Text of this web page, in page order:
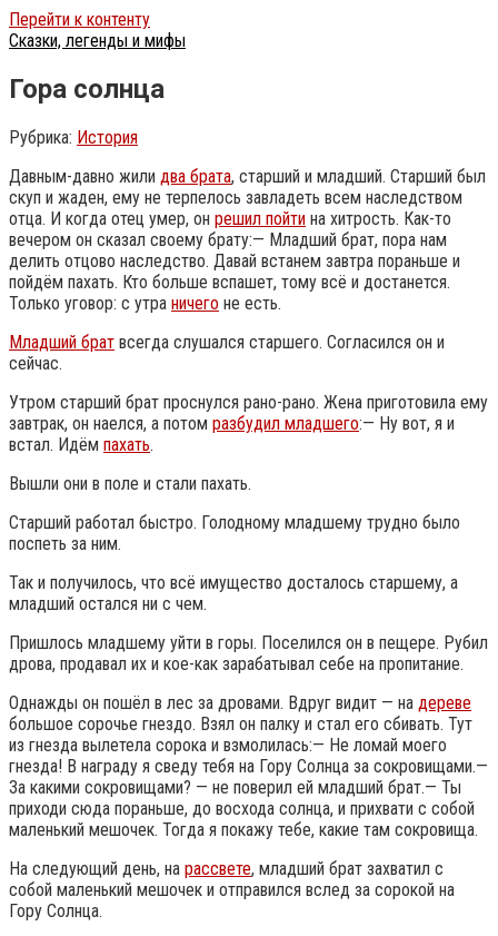
Перейти к контенту
Сказки, легенды и мифы
Гора солнца
Рубрика: История
Давным-давно жили два брата, старший и младший. Старший был
скуп и жаден, ему не терпелось завладеть всем наследством
отца. И когда отец умер, он решил пойти на хитрость. Как-то
вечером он сказал своему брату:— Младший брат, пора нам
делить отцово наследство. Давай встанем завтра пораньше и
пойдём пахать. Кто больше вспашет, тому всё и достанется.
Только уговор: с утра ничего не есть.
Младший брат всегда слушался старшего. Согласился он и
сейчас.
Утром старший брат проснулся рано-рано. Жена приготовила ему
завтрак, он наелся, а потом разбудил младшего:— Ну вот, я и
встал. Идём пахать.
Вышли они в поле и стали пахать.
Старший работал быстро. Голодному младшему трудно было
поспеть за ним.
Так и получилось, что всё имущество досталось старшему, а
младший остался ни с чем.
Пришлось младшему уйти в горы. Поселился он в пещере. Рубил
дрова, продавал их и кое-как зарабатывал себе на пропитание.
Однажды он пошёл в лес за дровами. Вдруг видит — на дереве
большое сорочье гнездо. Взял он палку и стал его сбивать. Тут
из гнезда вылетела сорока и взмолилась:— Не ломай моего
гнезда! В награду я сведу тебя на Гору Солнца за сокровищами.—
За какими сокровищами? — не поверил ей младший брат.— Ты
приходи сюда пораньше, до восхода солнца, и прихвати с собой
маленький мешочек. Тогда я покажу тебе, какие там сокровища.
На следующий день, на рассвете, младший брат захватил с
собой маленький мешочек и отправился вслед за сорокой на
Гору Солнца.